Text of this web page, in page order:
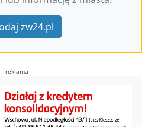
zw24.pl
reklama